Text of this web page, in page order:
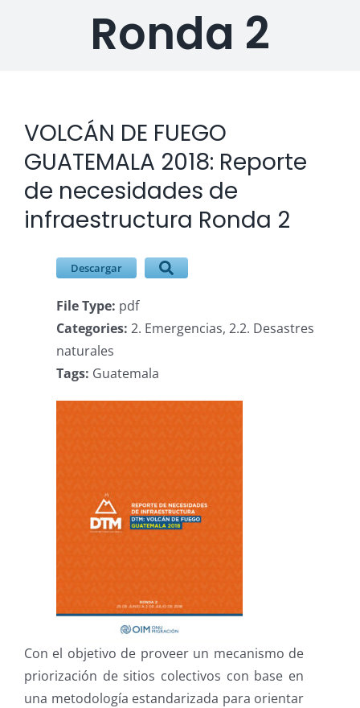
Ronda 2
Ver
imagen
más
grande
VOLCÁN DE FUEGO
GUATEMALA 2018: Reporte
de necesidades de
infraestructura Ronda 2
Con el objetivo de proveer un mecanismo de
priorización de sitios colectivos con base en
una metodología estandarizada para orientar
Descargar
File Type: pdf
Categories: 2. Emergencias, 2.2. Desastres
naturales
Tags: Guatemala